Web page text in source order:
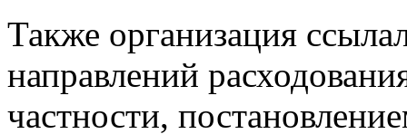
Также организация
направлений
частности,